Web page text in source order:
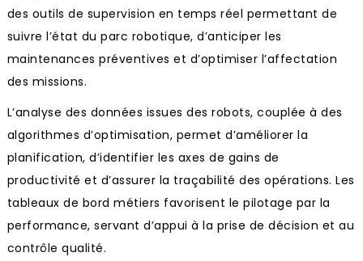
des outils de supervision en temps réel permettant de
suivre l’état du parc robotique, d’anticiper les
maintenances préventives et d’optimiser l’affectation
des missions.
L’analyse des données issues des robots, couplée à des
algorithmes d’optimisation, permet d’améliorer la
planification, d’identifier les axes de gains de
productivité et d’assurer la traçabilité des opérations. Les
tableaux de bord métiers favorisent le pilotage par la
performance, servant d’appui à la prise de décision et au
contrôle qualité.